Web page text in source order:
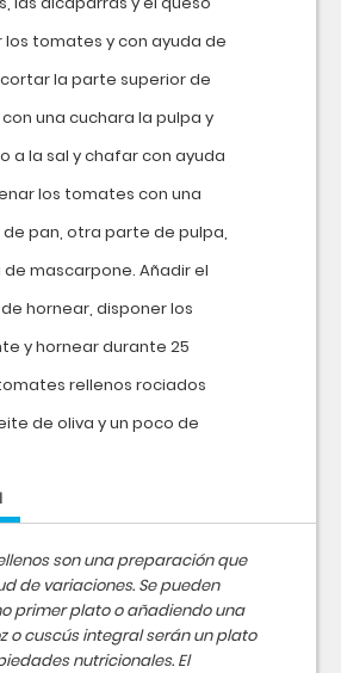
los tomates y con ayuda de
la parte superior de
una cuchara la pulpa y
a la sal y chafar con ayuda
los tomates con una
pan, otra parte de pulpa,
mascarpone. Añadir el
hornear, disponer los
y hornear durante 25
rellenos rociados
de oliva y un poco de
son una preparación que
de variaciones. Se pueden
primer plato o añadiendo una
o cuscús integral serán un plato
nutricionales. El